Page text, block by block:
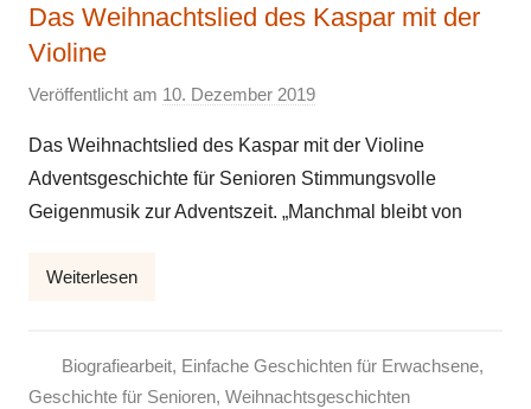
Das Weihnachtslied des Kaspar mit der
Violine
Veröffentlicht am 10. Dezember 2019
n
E
l
Das Weihnachtslied des Kaspar mit der Violine
Adventsgeschichte für Senioren Stimmungsvolle
Geigenmusik zur Adventszeit. „Manchmal bleibt von
Weiterlesen
Biografiearbeit, Einfache Geschichten für Erwachsene,
Geschichte für Senioren, Weihnachtsgeschichten